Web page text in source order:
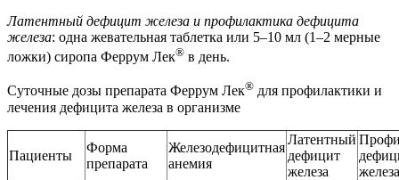
Латентный дефицит железа и профилактика дефицита
железа: одна жевательная таблетка или 5–10 мл (1–2 мерные
ложки) сиропа Феррум Лек® в день.
Суточные дозы препарата Феррум Лек® для профилактики и
лечения дефицита железа в организме
Пациенты
Форма
препарата
Железодефицитная
анемия
Латентный
дефицит
железа
железа